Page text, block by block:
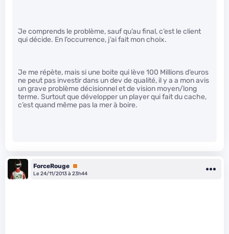
Je comprends le problème, sauf qu’au final, c’est le client
qui décide. En l’occurrence, j’ai fait mon choix.
Je me répète, mais si une boite qui lève 100 Millions d’euros
ne peut pas investir dans un dev de qualité, il y a a mon avis
un grave problème décisionnel et de vision moyen/long
terme. Surtout que développer un player qui fait du cache,
c’est quand même pas la mer à boire.
ForceRouge Premium
Le 24/11/2013 à 23h44